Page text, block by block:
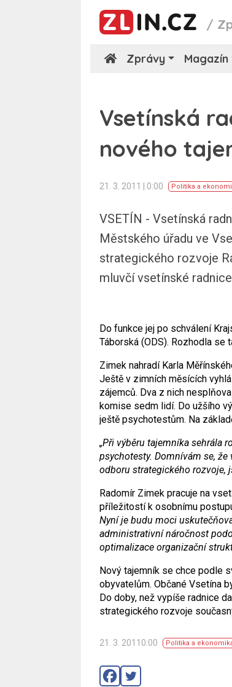
/
Zprávy Magazín
Vsetínská
nového
21. 3. 2011 | 0:00 Politika a
VSETÍN - Vsetínská
Městského úřadu ve
strategického rozvoje
mluvčí vsetínské
Do funkce jej po schválení
Táborská (ODS). Rozhodla
Zimek nahradí Karla
Ještě v zimních měsících
zájemců. Dva z nich
komise sedm lidí. Do užšího
ještě psychotestům. Na
„Při výběru tajemníka sehrála
psychotesty. Domnívám se,
odboru strategického rozvoje,
Radomír Zimek pracuje na
příležitostí k osobnímu
Nyní je budu moci
administrativní náročnost
optimalizace organizační
Nový tajemník se chce podle
obyvatelům. Občané Vsetína
Do doby, než vypíše radnice
strategického rozvoje
21. 3. 20110:00 Politika a